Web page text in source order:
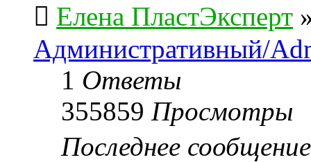
Елена ПластЭксперт
Административный/
1 Ответы
355859 Просмотры
Последнее